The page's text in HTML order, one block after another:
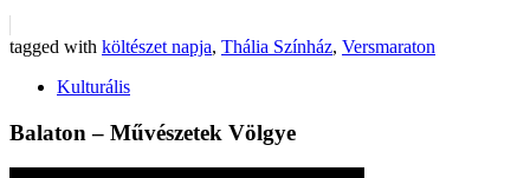
tagged with költészet napja, Thália Színház, Versmaraton
Kulturális
Balaton – Művészetek Völgye